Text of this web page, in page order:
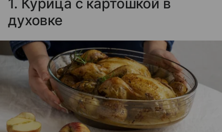
1. Курица с картошкой в
духовке